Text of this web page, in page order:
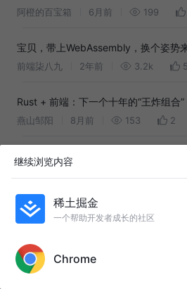
133
阿橙的百宝箱 6月前 199
宝贝，带上WebAssembly，换个姿势
前端柒八九 2年前 3.2k
Rust + 前端：下一个十年的“王炸组合”
燕山邹阳 8月前 153 2
Rust + 前端：下一个十年的“王炸组合”
超详细的大文件分片上传⏫实战与优化
你还不知道的大文件上传
继续浏览内容
稀土掘金
一个帮助开发者成长的社区
Chrome